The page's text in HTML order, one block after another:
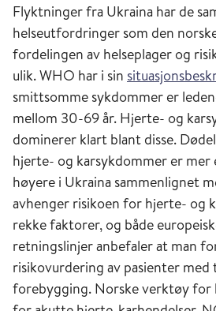
Flyktninger fra Ukraina har de
helseutfordringer som den
fordelingen av helseplager og
ulik. WHO har i sin
smittsomme sykdommer er
mellom 30-69 år. Hjerte- og
dominerer klart blant disse.
hjerte- og karsykdommer er mer
høyere i Ukraina sammenlignet
avhenger risikoen for hjerte- og
rekke faktorer, og både
retningslinjer anbefaler at man
risikovurdering av pasienter med
forebygging. Norske verktøy for